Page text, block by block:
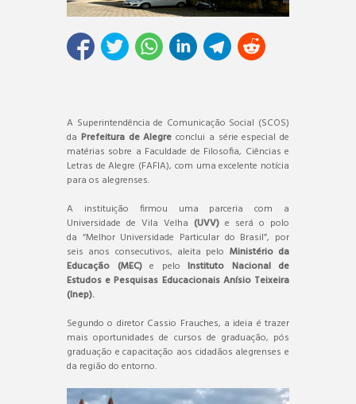
A Superintendência de Comunicação Social (SCOS)
da Prefeitura de Alegre conclui a série especial de
matérias sobre a Faculdade de Filosofia, Ciências e
Letras de Alegre (FAFIA), com uma excelente notícia
para os alegrenses.
A instituição firmou uma parceria com a
Universidade de Vila Velha (UVV) e será o polo
da “Melhor Universidade Particular do Brasil”, por
seis anos consecutivos, aleita pelo Ministério da
Educação (MEC)e pelo Instituto Nacional de
Estudos e Pesquisas Educacionais Anísio Teixeira
(Inep).
Segundo o diretor Cassio Frauches, a ideia é trazer
mais oportunidades de cursos de graduação, pós
graduação e capacitação aos cidadãos alegrenses e
da região do entorno.